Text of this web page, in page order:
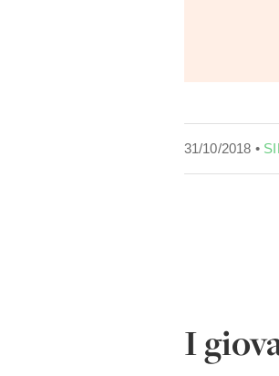
31/10/2018 •
I